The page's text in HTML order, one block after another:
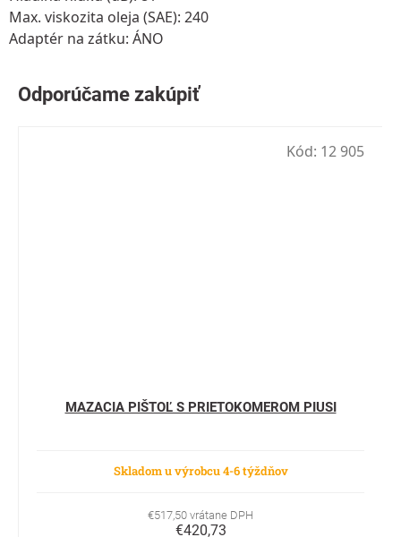
Max. viskozita oleja (SAE): 240
Adaptér na zátku: ÁNO
MAZACIA PIŠTOĽ S PRIETOKOMEROM PIUSI
Skladom u výrobcu 4-6 týždňov
€517,50 vrátane DPH
€420,73
Kód: 12 905